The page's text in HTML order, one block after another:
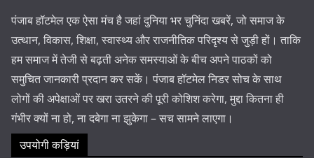
पंजाब हॉटमेल एक ऐसा मंच है जहां दुनिया भर चुनिंदा खबरें, जो समाज के
उत्थान, विकास, शिक्षा, स्वास्थ्य और राजनीतिक परिदृश्य से जुड़ी हों। ताकि
हम समाज में तेजी से बढ़ती अनेक समस्याओं के बीच अपने पाठकों को
समुचित जानकारी प्रदान कर सकें। पंजाब हॉटमेल निडर सोच के साथ
लोगों की अपेक्षाओं पर खरा उतरने की पूरी कोशिश करेगा, मुद्दा कितना ही
गंभीर क्यों ना हो, ना दबेगा ना झुकेगा – सच सामने लाएगा।
उपयोगी कड़ियां